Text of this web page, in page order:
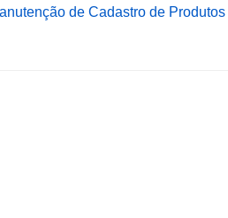
de Cadastro de Produtos